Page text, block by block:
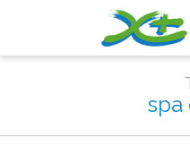
spa